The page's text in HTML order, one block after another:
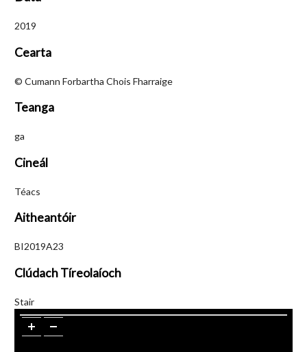
2019
Cearta
© Cumann Forbartha Chois Fharraige
Teanga
ga
Cineál
Téacs
Aitheantóir
BI2019A23
Clúdach Tíreolaíoch
Stair